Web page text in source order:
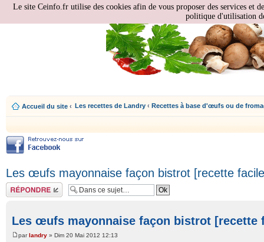
Accueil du site ‹ Les recettes de Landry ‹ Recettes à base d'œufs ou de
Les œufs mayonnaise façon bistrot [recette
Répondre
Les œufs mayonnaise façon bistrot [recette
parlandry » Dim 20 Mai 2012 12:13
Le site Ceinfo.fr utilise des cookies afin de vous proposer des services et
politique d'utilisation